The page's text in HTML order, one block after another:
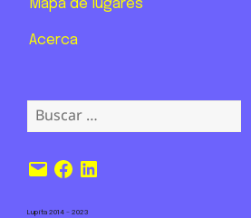
Mapa de lugares
Acerca
Buscar:
Correo
electrónico
Facebook
LinkedIn
Lupita 2014 – 2023